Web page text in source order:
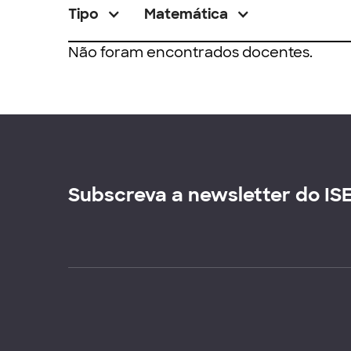
Tipo Matemática
Não foram encontrados docentes.
Subscreva a newsletter do